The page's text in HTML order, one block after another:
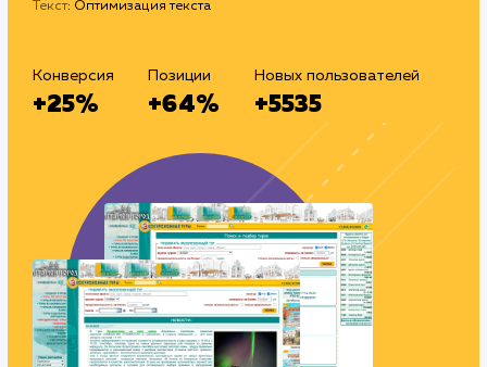
Сайтoldcity.ru
Тематика : Турфирма
Количество запросов : 289 в день
Средняя позиция по запросам: 5
Текст: Оптимизация текста
Конверсия Позиции Новых пользователей